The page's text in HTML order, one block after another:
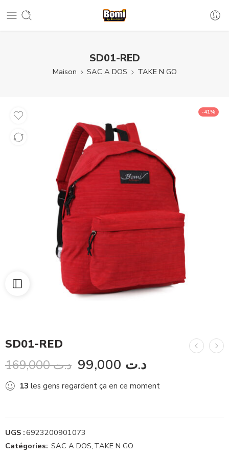
SD01-RED
Maison SAC A DOS TAKE N GO
-41%
SD01-RED
د.ت169,000 د.ت
13 les gens regardent ça en ce moment
UGS :6923200901073
Catégories: SAC A DOS, TAKE N GO